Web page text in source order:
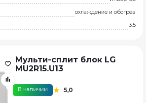
охлаждение и обогрев
3.5
Мульти-сплит блок LG
MU2R15.U13
В наличии 5,0